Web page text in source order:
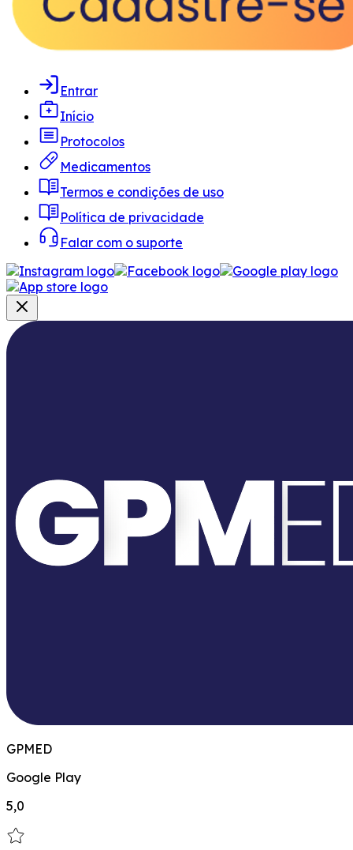
Entrar
Início
Protocolos
Medicamentos
Termos e condições de uso
Política de privacidade
Falar com o suporte
GPMED
Google Play
5,0